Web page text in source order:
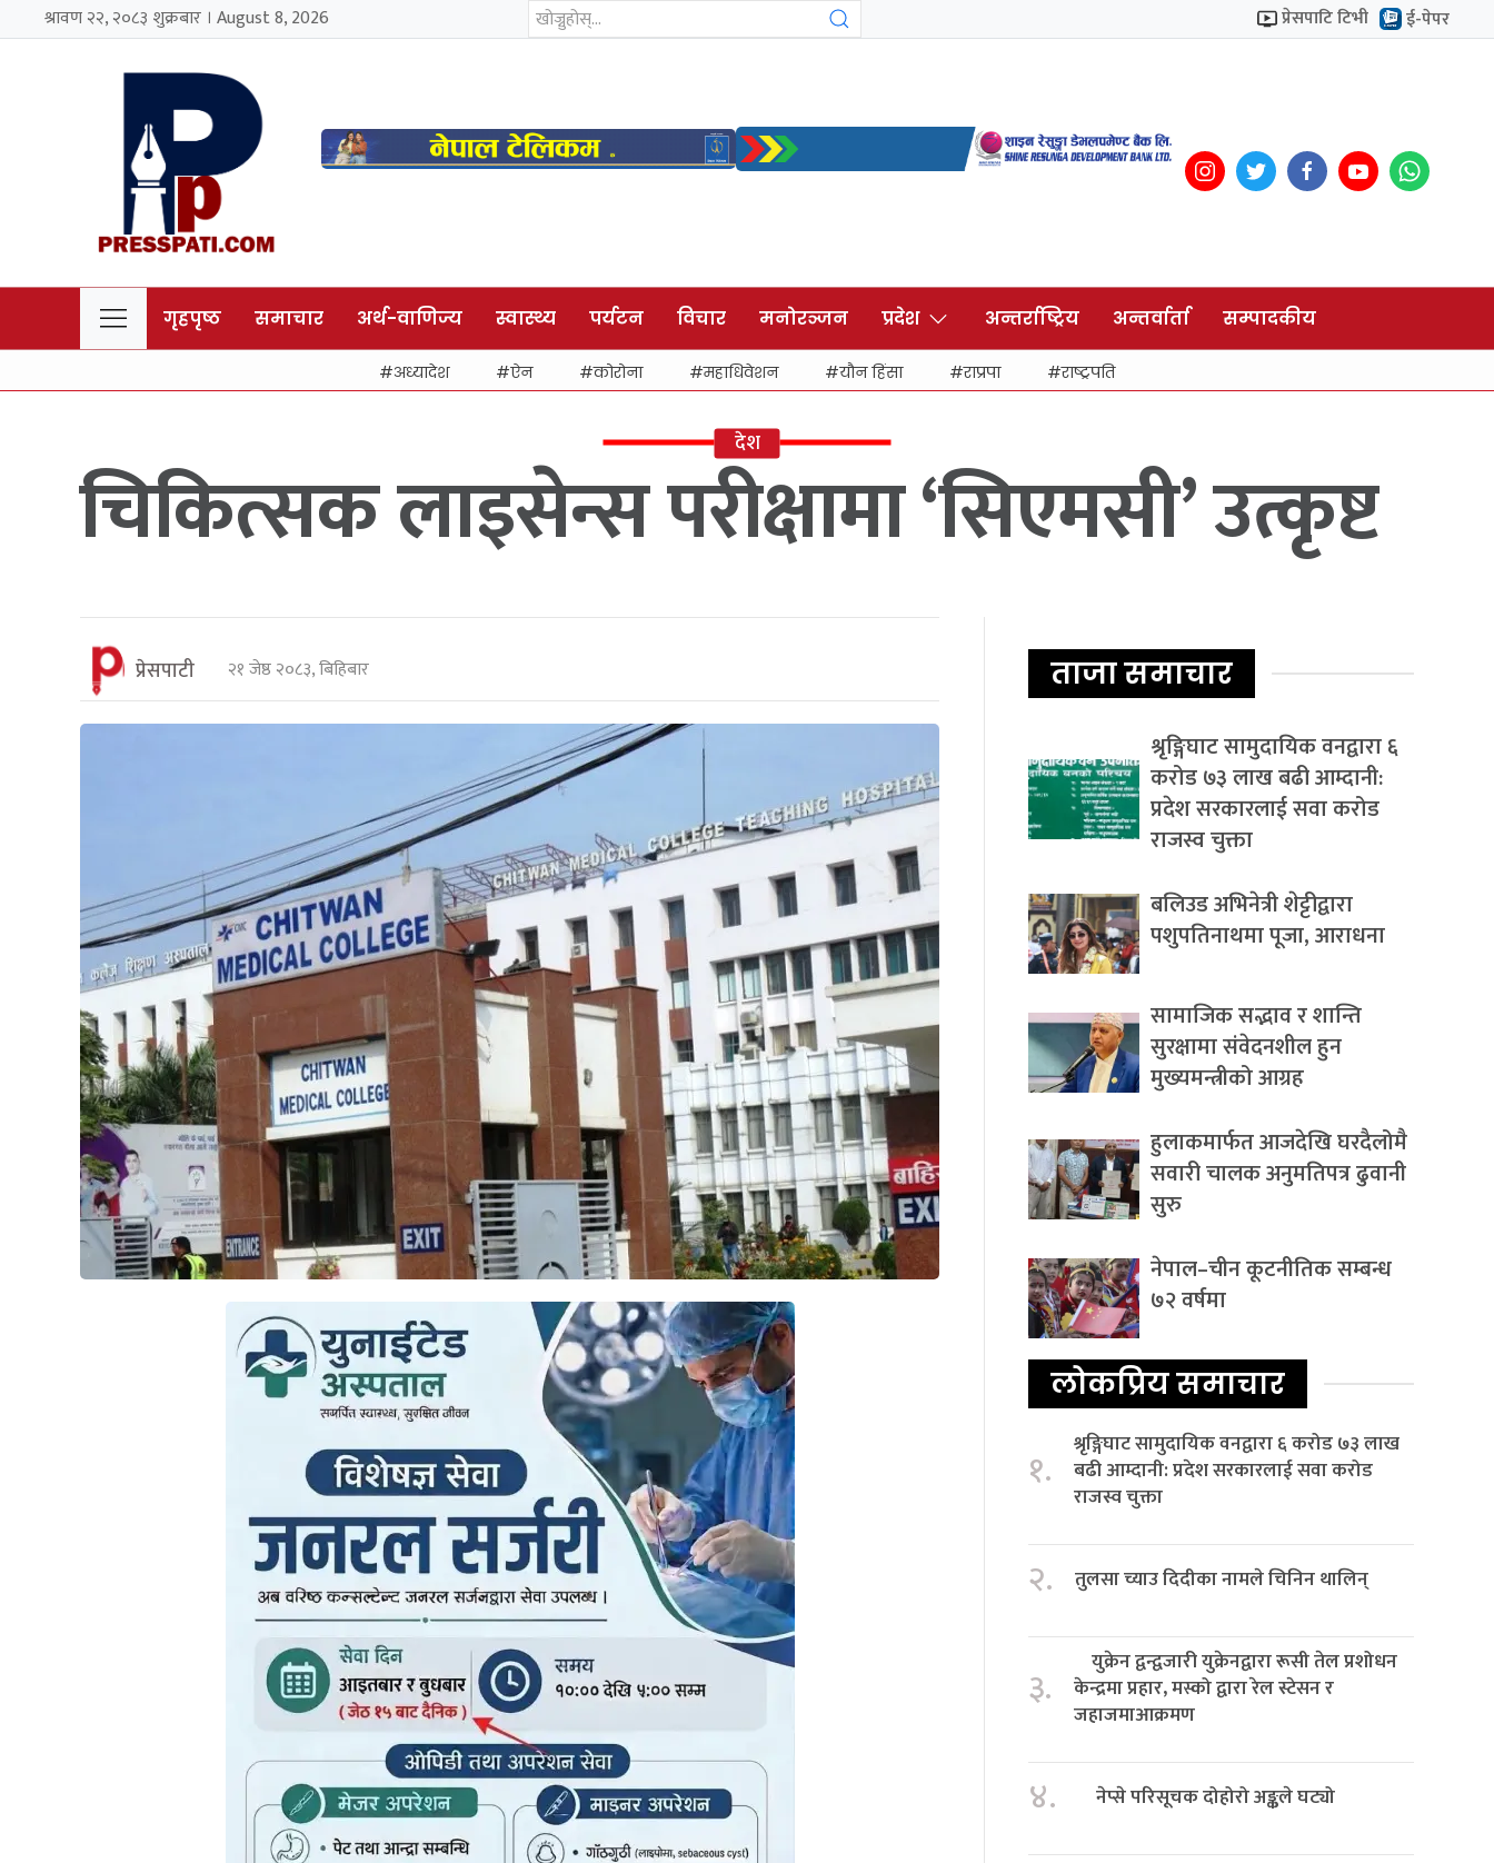
श्रावण २२, २०८३ शुक्रबार । August 8, 2026 प्रेसपाटि टिभी ई-पेपर
गृहपृष्ठ समाचार अर्थ-वाणिज्य स्वास्थ्य पर्यटन विचार मनोरञ्जन प्रदेश अन्तर्राष्ट्रिय अन्तर्वार्ता सम्पादकीय
अध्यादेश ऐन कोरोना महाधिवेशन यौन हिंसा राप्रपा राष्ट्रपति
देश
चिकित्सक लाइसेन्स परीक्षामा ‘सिएमसी’ उत्कृष्ट
प्रेसपाटी २१ जेष्ठ २०८३, बिहिबार ताजा समाचार
श्रृङ्गिघाट सामुदायिक वनद्वारा ६
करोड ७३ लाख बढी आम्दानी:
प्रदेश सरकारलाई सवा करोड
राजस्व चुक्ता
बलिउड अभिनेत्री शेट्टीद्वारा
पशुपतिनाथमा पूजा, आराधना
सामाजिक सद्भाव र शान्ति
सुरक्षामा संवेदनशील हुन
मुख्यमन्त्रीको आग्रह
हुलाकमार्फत आजदेखि घरदैलोमै
सवारी चालक अनुमतिपत्र ढुवानी
सुरु
नेपाल–चीन कूटनीतिक सम्बन्ध
७२ वर्षमा
लोकप्रिय समाचार
१.
श्रृङ्गिघाट सामुदायिक वनद्वारा ६ करोड ७३ लाख
बढी आम्दानी: प्रदेश सरकारलाई सवा करोड
राजस्व चुक्ता
२. तुलसा च्याउ दिदीका नामले चिनिन थालिन्
३.
युक्रेन द्वन्द्वजारी युक्रेनद्वारा रूसी तेल प्रशोधन
केन्द्रमा प्रहार, मस्को द्वारा रेल स्टेसन र
जहाजमाआक्रमण
४. नेप्से परिसूचक दोहोरो अङ्कले घट्यो